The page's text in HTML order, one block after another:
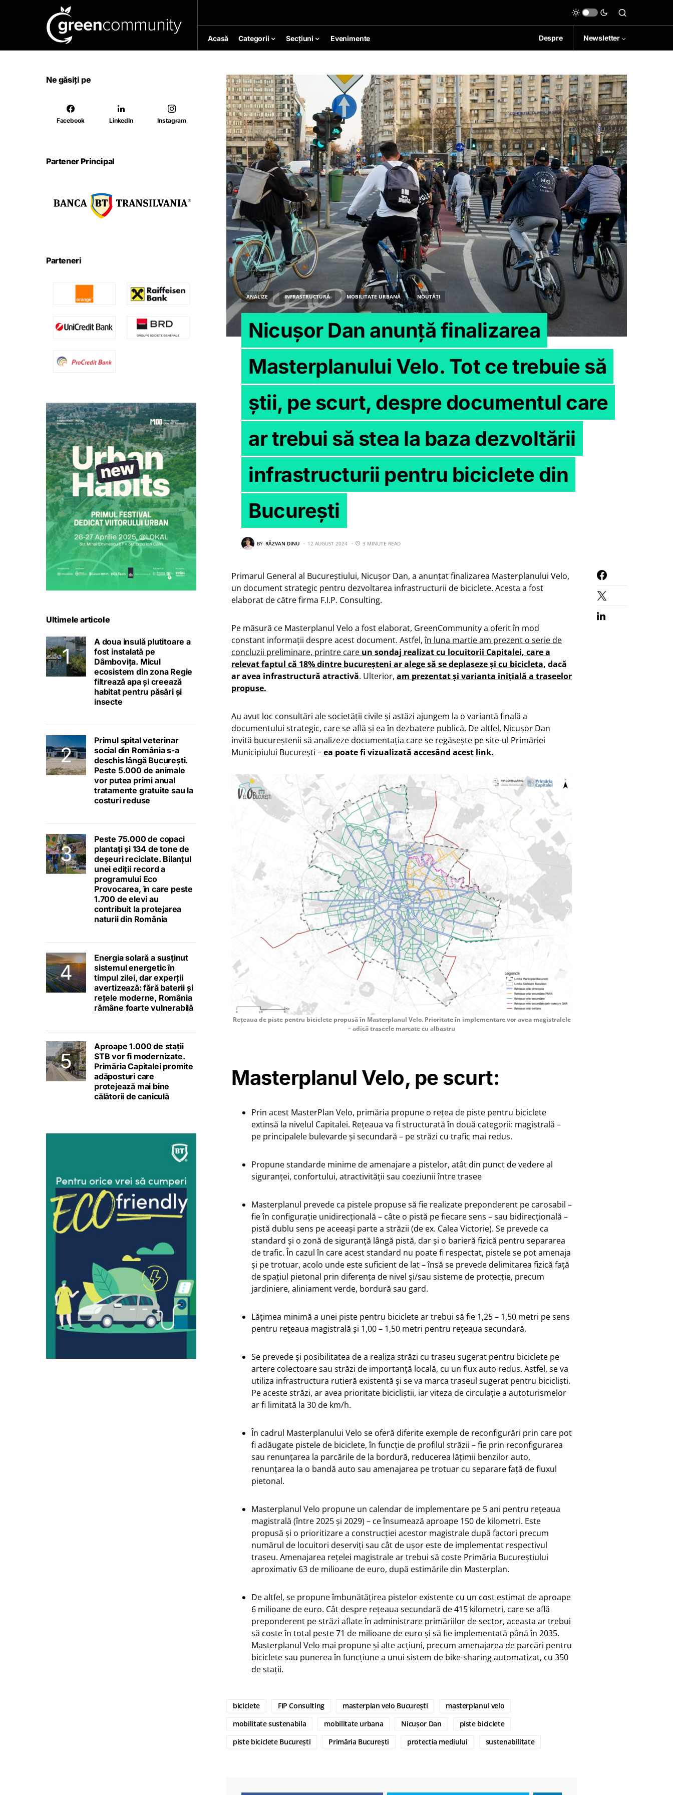
Acasă Categorii Secțiuni Evenimente Despre Newsletter
ANALIZE INFRASTRUCTURĂ MOBILITATE URBANĂ NOUTĂȚI
Nicușor Dan anunță finalizarea
Masterplanului Velo. Tot ce trebuie să
știi, pe scurt, despre documentul care
ar trebui să stea la baza dezvoltării
infrastructurii pentru biciclete din
București
BY RĂZVAN DINU 12 AUGUST 2024 3 MINUTE READ
Primarul General al Bucureștiului, Nicușor Dan, a anunțat finalizarea Masterplanului Velo,
un document strategic pentru dezvoltarea infrastructurii de biciclete. Acesta a fost
elaborat de către firma F.I.P. Consulting.
Pe măsură ce Masterplanul Velo a fost elaborat, GreenCommunity a oferit în mod
constant informații despre acest document. Astfel,în luna martie am prezent o serie de
concluzii preliminare, printre care un sondaj realizat cu locuitorii Capitalei, care a
relevat faptul că 18% dintre bucureșteni ar alege să se deplaseze și cu bicicleta, dacă
ar avea infrastructură atractivă. Ulterior, am prezentat și varianta inițială a traseelor
propuse.
Au avut loc consultări ale societății civile și astăzi ajungem la o variantă finală a
documentului strategic, care se află și ea în dezbatere publică. De altfel, Nicușor Dan
invită bucureștenii să analizeze documentația care se regăsește pe site-ul Primăriei
Municipiului București –ea poate fi vizualizată accesând acest link.
Rețeaua de piste pentru biciclete propusă în Masterplanul Velo. Prioritate în implementare vor avea magistralele
– adică traseele marcate cu albastru
Masterplanul Velo, pe scurt:
Prin acest MasterPlan Velo, primăria propune o rețea de piste pentru biciclete
extinsă la nivelul Capitalei. Rețeaua va fi structurată în două categorii: magistrală –
pe principalele bulevarde și secundară – pe străzi cu trafic mai redus.
Propune standarde minime de amenajare a pistelor, atât din punct de vedere al
siguranței, confortului, atractivității sau coeziunii între trasee
Masterplanul prevede ca pistele propuse să fie realizate preponderent pe carosabil –
fie în configurație unidirecțională – câte o pistă pe fiecare sens – sau bidirecțională –
pistă dublu sens pe aceeași parte a străzii (de ex. Calea Victorie). Se prevede ca
standard și o zonă de siguranță lângă pistă, dar și o barieră fizică pentru separarea
de trafic. În cazul în care acest standard nu poate fi respectat, pistele se pot amenaja
și pe trotuar, acolo unde este suficient de lat – însă se prevede delimitarea fizică față
de spațiul pietonal prin diferența de nivel și/sau sisteme de protecție, precum
jardiniere, aliniament verde, bordură sau gard.
Lățimea minimă a unei piste pentru biciclete ar trebui să fie 1,25 – 1,50 metri pe sens
pentru rețeaua magistrală și 1,00 – 1,50 metri pentru rețeaua secundară.
Se prevede și posibilitatea de a realiza străzi cu traseu sugerat pentru biciclete pe
artere colectoare sau străzi de importanță locală, cu un flux auto redus. Astfel, se va
utiliza infrastructura rutieră existentă și se va marca traseul sugerat pentru bicicliști.
Pe aceste străzi, ar avea prioritate bicicliștii, iar viteza de circulație a autoturismelor
ar fi limitată la 30 de km/h.
În cadrul Masterplanului Velo se oferă diferite exemple de reconfigurări prin care pot
fi adăugate pistele de biciclete, în funcție de profilul străzii – fie prin reconfigurarea
sau renunțarea la parcările de la bordură, reducerea lățimii benzilor auto,
renunțarea la o bandă auto sau amenajarea pe trotuar cu separare față de fluxul
pietonal.
Masterplanul Velo propune un calendar de implementare pe 5 ani pentru rețeaua
magistrală (între 2025 și 2029) – ce însumează aproape 150 de kilometri. Este
propusă și o prioritizare a construcției acestor magistrale după factori precum
numărul de locuitori deserviți sau cât de ușor este de implementat respectivul
traseu. Amenajarea rețelei magistrale ar trebui să coste Primăria Bucureștiului
aproximativ 63 de milioane de euro, după estimările din Masterplan.
De altfel, se propune îmbunătățirea pistelor existente cu un cost estimat de aproape
6 milioane de euro. Cât despre rețeaua secundară de 415 kilometri, care se află
preponderent pe străzi aflate în administrare primăriilor de sector, aceasta ar trebui
să coste în total peste 71 de milioane de euro și să fie implementată până în 2035.
Masterplanul Velo mai propune și alte acțiuni, precum amenajarea de parcări pentru
biciclete sau punerea în funcțiune a unui sistem de bike-sharing automatizat, cu 350
de stații.
biciclete FIP Consulting masterplan velo București
masterplanul velo
mobilitate sustenabila
mobilitate urbana Nicușor Dan
piste biciclete
piste biciclete București
Primăria București protectia mediului sustenabilitate
Ne găsiți pe
Facebook LinkedIn Instagram
Partener Principal
Parteneri
Ultimele articole
A doua insulă plutitoare a
fost instalată pe
Dâmbovița. Micul
ecosistem din zona Regie
filtrează apa și creează
habitat pentru păsări și
insecte
Primul spital veterinar
social din România s-a
deschis lângă București.
Peste 5.000 de animale
vor putea primi anual
tratamente gratuite sau la
costuri reduse
Peste 75.000 de copaci
plantați și 134 de tone de
deșeuri reciclate. Bilanțul
unei ediții record a
programului Eco
Provocarea, în care peste
1.700 de elevi au
contribuit la protejarea
naturii din România
Energia solară a susținut
sistemul energetic în
timpul zilei, dar experții
avertizează: fără baterii și
rețele moderne, România
rămâne foarte vulnerabilă
Aproape 1.000 de stații
STB vor fi modernizate.
Primăria Capitalei promite
adăposturi care
protejează mai bine
călătorii de caniculă